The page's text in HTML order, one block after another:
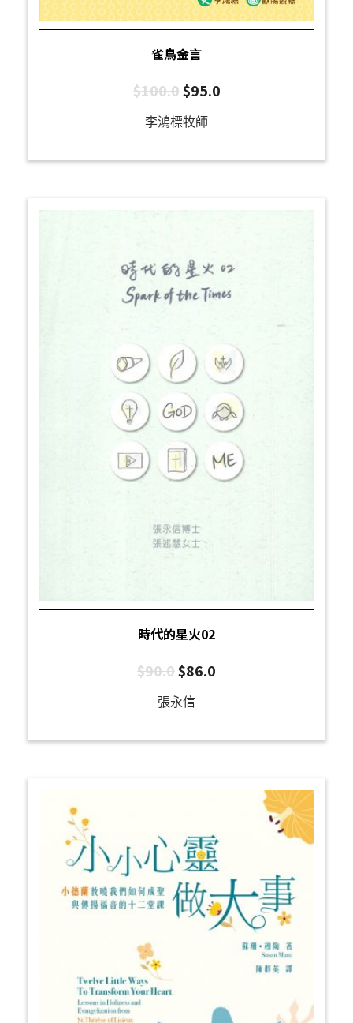
雀鳥金言
$100.0$95.0
李鴻標牧師
時代的星火02
$90.0$86.0
張永信